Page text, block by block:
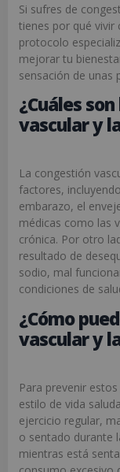
Si sufres de
tienes por qué
protocolo
mejorar tu
sensación de unas
¿Cuáles
vascular y
La congestión
factores,
embarazo, el
médicas como las
crónica. Por otro
resultado de
sodio, mal
condiciones de
¿Cómo
vascular y
Para prevenir
estilo de vida
ejercicio regular,
o sentado durante
mientras está